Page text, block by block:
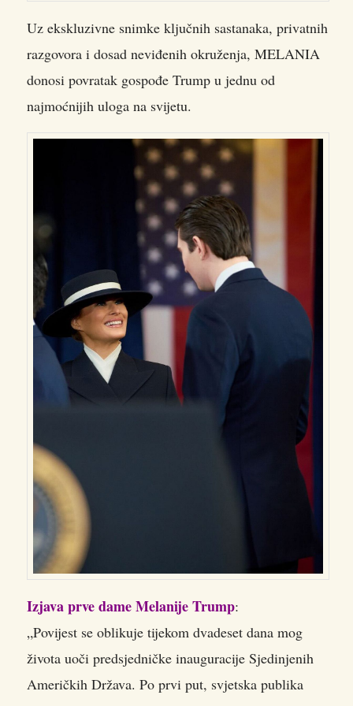
Uz ekskluzivne snimke ključnih sastanaka, privatnih
razgovora i dosad neviđenih okruženja, MELANIA
donosi povratak gospođe Trump u jednu od
najmoćnijih uloga na svijetu.
Izjava prve dame Melanije Trump:
„Povijest se oblikuje tijekom dvadeset dana mog
života uoči predsjedničke inauguracije Sjedinjenih
Američkih Država. Po prvi put, svjetska publika